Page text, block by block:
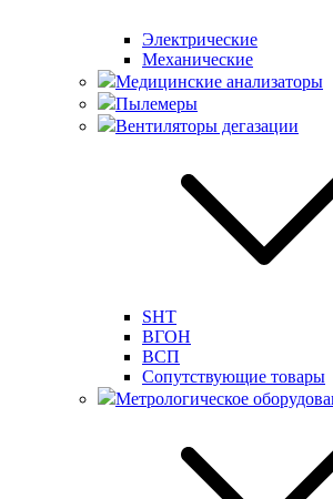
Электрические
Механические
Медицинские анализаторы
Пылемеры
Вентиляторы дегазации
SHT
ВГОН
ВСП
Сопутствующие товары
Метрологическое